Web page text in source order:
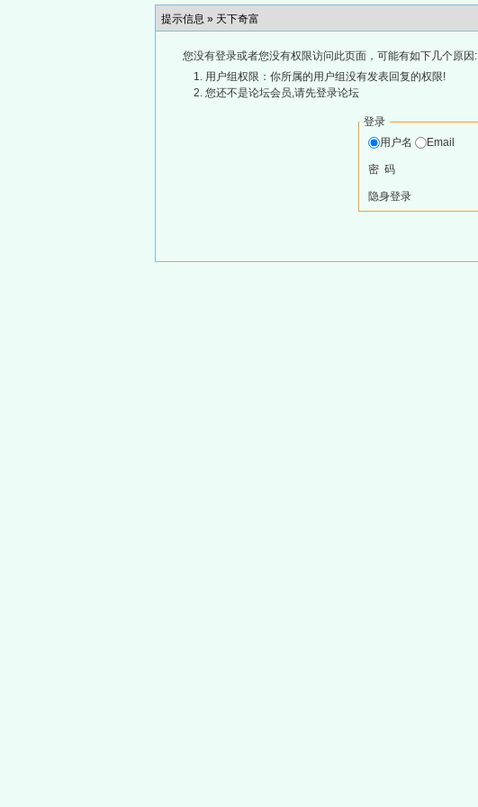
提示信息 » 天下奇富
您没有登录或者您没有权限访问此页面，可能有如下几个原因:
用户组权限：你所属的用户组没有发表回复的权限!
您还不是论坛会员,请先登录论坛
登录
用户名
Email
密 码
隐身登录